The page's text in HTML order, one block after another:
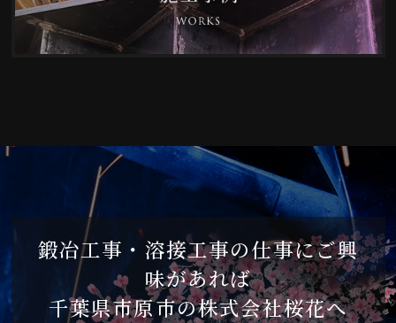
鍛冶工事・溶接工事の仕事にご興
味があれば
千葉県市原市の株式会社桜花へ